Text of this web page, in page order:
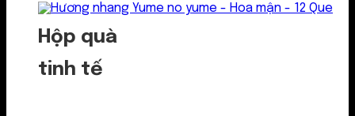
Hộp quà
tinh tế